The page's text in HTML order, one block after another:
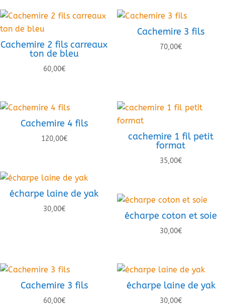
Cachemire 2 fils carreaux
ton de bleu
60,00€
Cachemire 3 fils
70,00€
Cachemire 4 fils
120,00€
cachemire 1 fil petit
format
35,00€
écharpe laine de yak
30,00€
écharpe coton et soie
30,00€
Cachemire 3 fils
60,00€
écharpe laine de yak
30,00€